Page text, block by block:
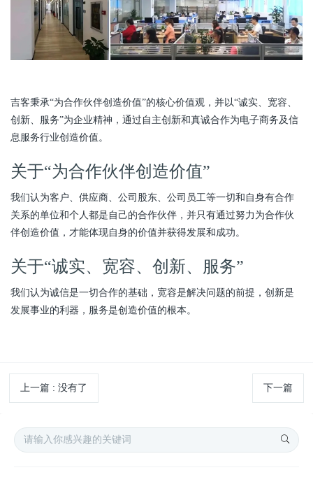
吉客秉承“为合作伙伴创造价值”的核心价值观，并以“诚实、宽容、
创新、服务”为企业精神，通过自主创新和真诚合作为电子商务及信
息服务行业创造价值。
关于“为合作伙伴创造价值”
我们认为客户、供应商、公司股东、公司员工等一切和自身有合作
关系的单位和个人都是自己的合作伙伴，并只有通过努力为合作伙
伴创造价值，才能体现自身的价值并获得发展和成功。
关于“诚实、宽容、创新、服务”
我们认为诚信是一切合作的基础，宽容是解决问题的前提，创新是
发展事业的利器，服务是创造价值的根本。
上一篇 :没有了 下一篇